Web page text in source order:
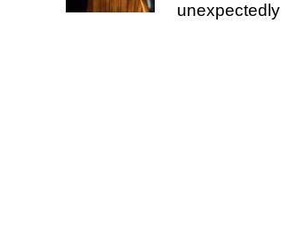
unexpectedly